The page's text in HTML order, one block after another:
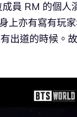
員 RM 的個人
上亦有寫有玩
出道的時候。